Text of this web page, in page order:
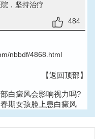
，坚持治疗
484
nbbdf/4868.html
【返回顶部】
白癜风会影响视力吗?
期女孩脸上患白癜风